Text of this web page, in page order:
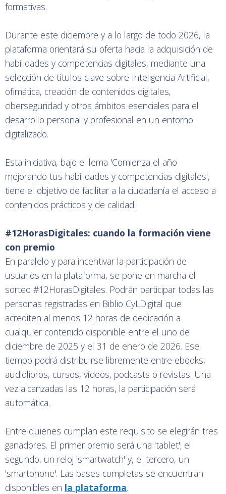
formativas.
Durante este diciembre y a lo largo de todo 2026, la
plataforma orientará su oferta hacia la adquisición de
habilidades y competencias digitales, mediante una
selección de títulos clave sobre Inteligencia Artificial,
ofimática, creación de contenidos digitales,
ciberseguridad y otros ámbitos esenciales para el
desarrollo personal y profesional en un entorno
digitalizado.
Esta iniciativa, bajo el lema 'Comienza el año
mejorando tus habilidades y competencias digitales',
tiene el objetivo de facilitar a la ciudadanía el acceso a
contenidos prácticos y de calidad.
#12HorasDigitales: cuando la formación viene
con premio
En paralelo y para incentivar la participación de
usuarios en la plataforma, se pone en marcha el
sorteo #12HorasDigitales. Podrán participar todas las
personas registradas en Biblio CyLDigital que
acrediten al menos 12 horas de dedicación a
cualquier contenido disponible entre el uno de
diciembre de 2025 y el 31 de enero de 2026. Ese
tiempo podrá distribuirse libremente entre ebooks,
audiolibros, cursos, vídeos, podcasts o revistas. Una
vez alcanzadas las 12 horas, la participación será
automática.
Entre quienes cumplan este requisito se elegirán tres
ganadores. El primer premio será una 'tablet'; el
segundo, un reloj 'smartwatch' y, el tercero, un
'smartphone'. Las bases completas se encuentran
disponibles en la plataforma.